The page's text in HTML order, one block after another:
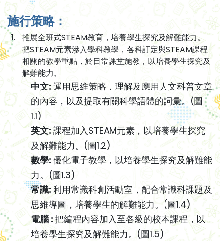
施行策略：
推展全班式STEAM教育，培養學生探究及解難能力。
把STEAM元素滲入學科教學，各科訂定與STEAM課程
相關的教學重點，於日常課堂施教，以培養學生探究及
解難能力。
中文:運用思維策略，理解及應用人文科普文章
的內容，以及提取有關科學語體的詞彙。(圖
1.1)
英文:課程加入STEAM元素，以培養學生探究
及解難能力。(圖1.2)
數學: 優化電子教學，以培養學生探究及解難能
力。(圖1.3)
常識: 利用常識科創活動室，配合常識科課題及
思維導圖，培養學生的解難能力。(圖1.4)
電腦 : 把編程內容加入至各級的校本課程，以
培養學生探究及解難能力。(圖1.5)